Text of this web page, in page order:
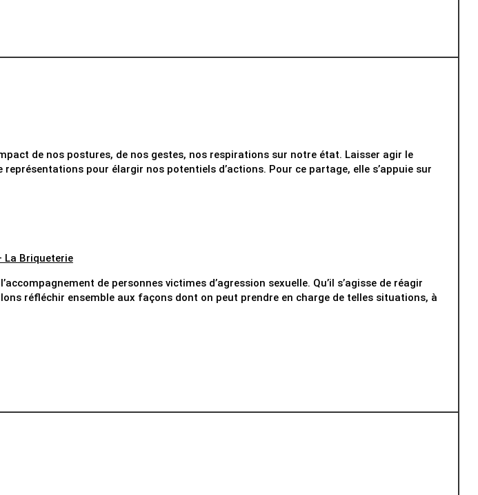
de nos postures, de nos gestes, nos respirations sur notre état. Laisser agir le
pour élargir nos potentiels d’actions. Pour ce partage, elle s’appuie sur
La Briqueterie
de personnes victimes d’agression sexuelle. Qu’il s’agisse de réagir
réfléchir ensemble aux façons dont on peut prendre en charge de telles situations, à